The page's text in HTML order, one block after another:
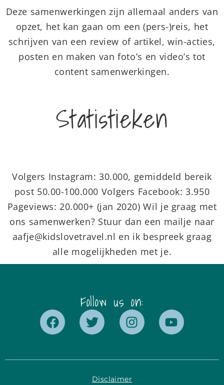
Deze samenwerkingen zijn allemaal anders van
opzet, het kan gaan om een (pers-)reis, het
schrijven van een review of artikel, win-acties,
posten en maken van foto’s en video’s tot
content samenwerkingen.
Statistieken
Volgers Instagram: 30.000, gemiddeld bereik
post 50.00-100.000 Volgers Facebook: 3.950
Pageviews: 20.000+ (jan 2020) Wil je graag met
ons samenwerken? Stuur dan een mailje naar
aafje@kidslovetravel.nl en ik bespreek graag
alle mogelijkheden met je.
Follow us on:
Disclaimer